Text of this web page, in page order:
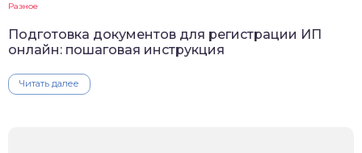
Разное
Подготовка документов для регистрации ИП
онлайн: пошаговая инструкция
Читать далее